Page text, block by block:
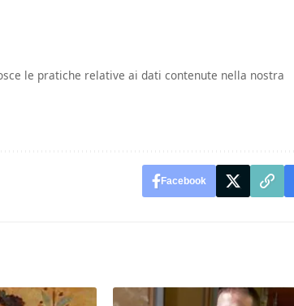
le pratiche relative ai dati contenute nella nostra
Facebook